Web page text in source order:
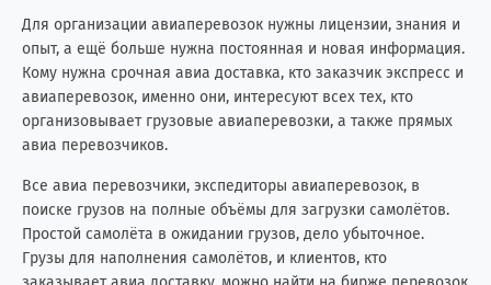
Для организации авиаперевозок нужны лицензии, знания и
опыт, а ещё больше нужна постоянная и новая информация.
Кому нужна срочная авиа доставка, кто заказчик экспресс и
авиаперевозок, именно они, интересуют всех тех, кто
организовывает грузовые авиаперевозки, а также прямых
авиа перевозчиков.
Все авиа перевозчики, экспедиторы авиаперевозок, в
поиске грузов на полные объёмы для загрузки самолётов.
Простой самолёта в ожидании грузов, дело убыточное.
Грузы для наполнения самолётов, и клиентов, кто